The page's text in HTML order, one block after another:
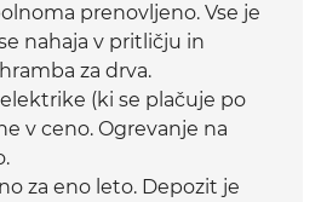
prenovljeno. Vse je
nahaja v pritličju in
za drva.
(ki se plačuje po
v ceno. Ogrevanje na
za eno leto. Depozit je